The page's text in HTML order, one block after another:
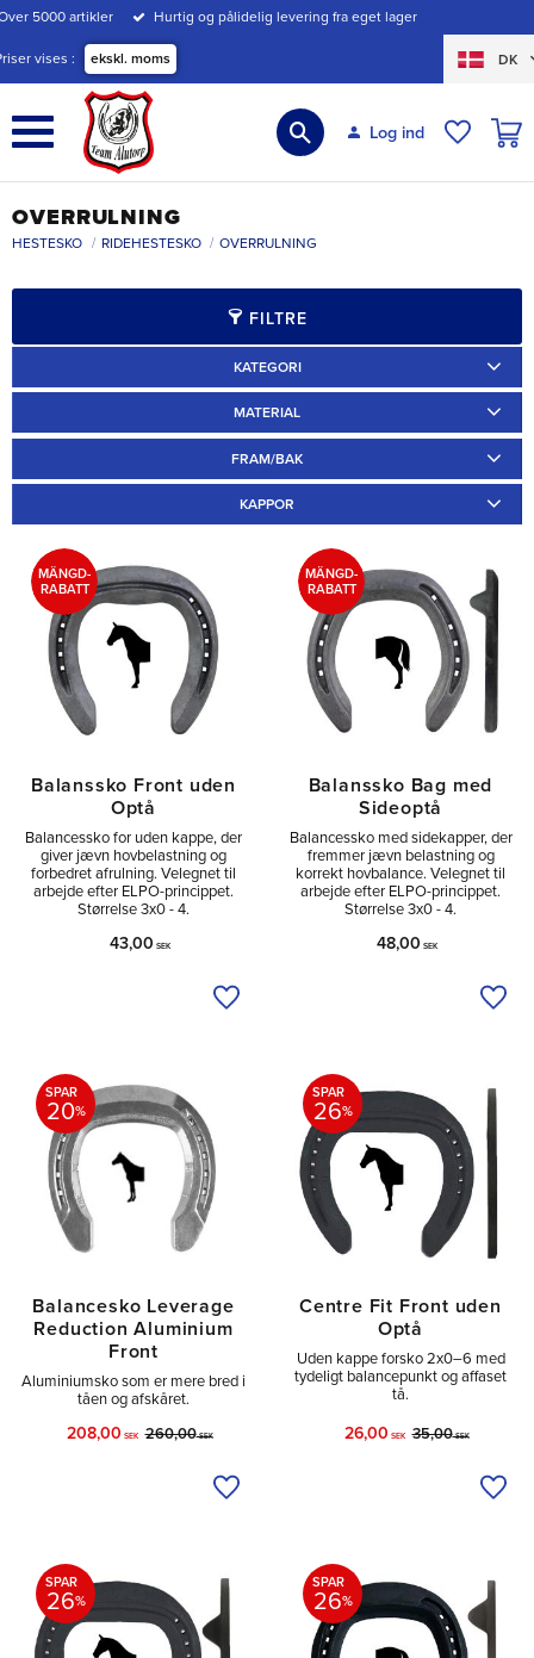
Menu
5000 artikler Hurtig og pålidelig levering fra eget lager
vises ekskl. moms DK
Log ind
OVERRULNING
HESTESKO RIDEHESTESKO OVERRULNING
FILTRE
KAPPOR
Utan 3
KATEGORI
MATERIAL
FRAM/BAK
Balanssko Front uden
Optå
Balancessko for uden kappe, der
giver jævn hovbelastning og
forbedret afrulning. Velegnet til
arbejde efter ELPO-princippet.
Størrelse 3x0 - 4.
43,00 SEK
MÄNGD-
RABATT
Tilføj til ønskeliste
Balanssko Bag med
Sideoptå
Balancessko med sidekapper, der
fremmer jævn belastning og
korrekt hovbalance. Velegnet til
arbejde efter ELPO-princippet.
Størrelse 3x0 - 4.
48,00 SEK
MÄNGD-
RABATT
Balancesko Leverage
Reduction Aluminium
Front
Aluminiumsko som er mere bred i
tåen og afskåret.
208,00 SEK 260,00SEK
SPAR
20%
Tilføj til ønskeliste
Centre Fit Front uden
Optå
Uden kappe forsko 2x0–6 med
tydeligt balancepunkt og affaset
tå.
26,00 SEK 35,00SEK
SPAR
26%
SPAR
26%
SPAR
26%